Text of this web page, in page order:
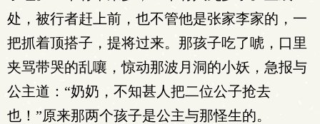
处，被行者赶上前，也不管他是张家李家的，一
把抓着顶搭子，提将过来。那孩子吃了唬，口里
夹骂带哭的乱嚷，惊动那波月洞的小妖，急报与
公主道：“奶奶，不知甚人把二位公子抢去
也！”原来那两个孩子是公主与那怪生的。